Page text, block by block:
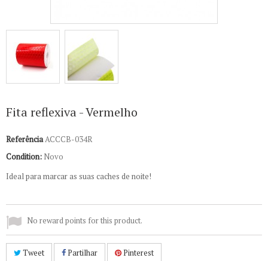
Fita reflexiva - Vermelho
ReferênciaACCCB-034R
Condition: Novo
Ideal para marcar as suas caches de noite!
No reward points for this product.
Tweet Partilhar Pinterest